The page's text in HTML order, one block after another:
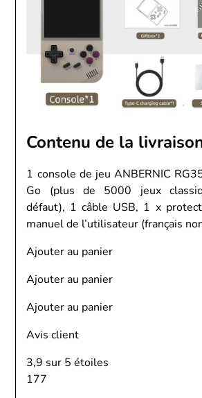
Contenu de la
1 console de jeu ANBERNIC
Go (plus de 5000 jeux
défaut), 1 câble USB, 1 x
manuel de l’utilisateur (français
Ajouter au panier
Ajouter au panier
Ajouter au panier
Avis client
3,9 sur 5 étoiles
177